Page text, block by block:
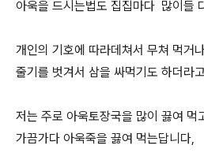
아욱을 드시는법도 집집마다 많이들
개인의 기호에 따라데쳐서 무쳐 먹거
줄기를 벗겨서 삼을 싸먹기도 하더라
저는 주로 아욱토장국을 많이 끓여 먹
가끔가다 아욱죽을 끓여 먹는답니다,